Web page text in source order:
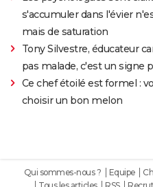
s'accumuler dans l'évier
mais de saturation
Tony Silvestre, éducateur
pas malade, c'est un signe
Ce chef étoilé est formel :
choisir un bon melon
Qui sommes-nous ? Equipe